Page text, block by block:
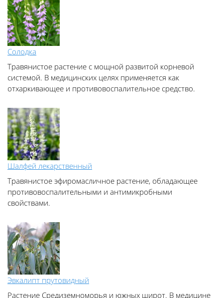
Солодка
Травянистое растение с мощной развитой корневой
системой. В медицинских целях применяется как
отхаркивающее и противовоспалительное средство.
Шалфей лекарственный
Травянистое эфиромасличное растение, обладающее
противовоспалительными и антимикробными
свойствами.
Эвкалипт прутовидный
Растение Средиземноморья и южных широт. В медицине